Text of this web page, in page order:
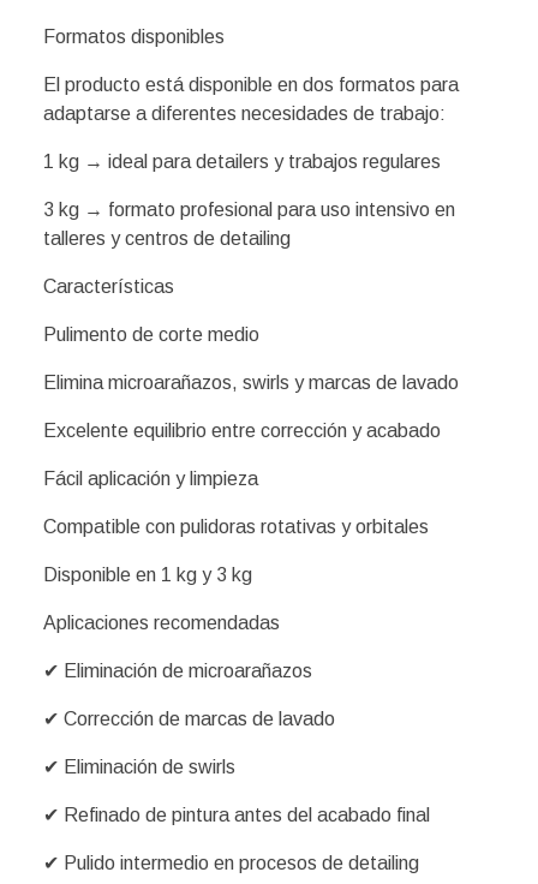
Formatos disponibles
El producto está disponible en dos formatos para
adaptarse a diferentes necesidades de trabajo:
1 kg → ideal para detailers y trabajos regulares
3 kg → formato profesional para uso intensivo en
talleres y centros de detailing
Características
Pulimento de corte medio
Elimina microarañazos, swirls y marcas de lavado
Excelente equilibrio entre corrección y acabado
Fácil aplicación y limpieza
Compatible con pulidoras rotativas y orbitales
Disponible en 1 kg y 3 kg
Aplicaciones recomendadas
✔ Eliminación de microarañazos
✔ Corrección de marcas de lavado
✔ Eliminación de swirls
✔ Refinado de pintura antes del acabado final
✔ Pulido intermedio en procesos de detailing